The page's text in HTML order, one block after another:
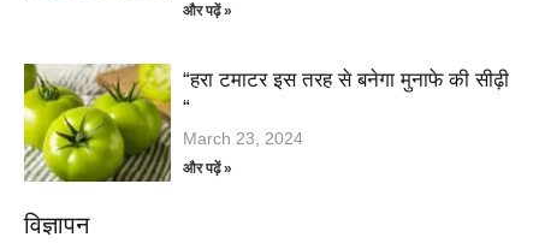
और पढ़ें »
“हरा टमाटर इस तरह से बनेगा मुनाफे की सीढ़ी
“
March 23, 2024
और पढ़ें »
विज्ञापन